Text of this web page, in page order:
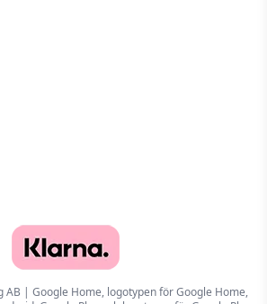
AB | Google Home, logotypen för Google Home,